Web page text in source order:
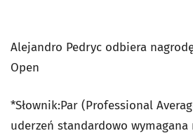
Alejandro Pedryc odbiera
Open
*Słownik:Par (Professional
uderzeń standardowo wymagana